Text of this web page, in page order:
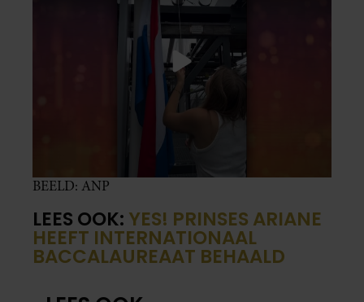
BEELD: ANP
LEES OOK: YES! PRINSES ARIANE
HEEFT INTERNATIONAAL
BACCALAUREAAT BEHAALD